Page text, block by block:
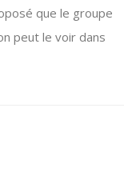
que le groupe
peut le voir dans